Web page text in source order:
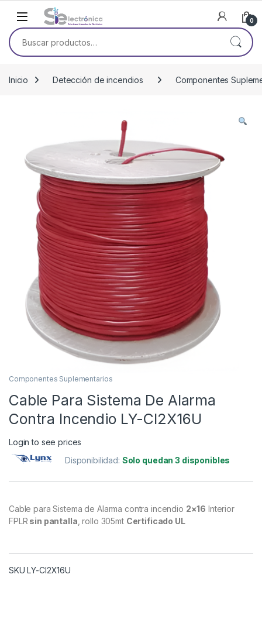
Skip to navigation
Skip to content
0
Buscar por:
Inicio Detección de incendios Componentes
Componentes Suplementarios
Cable Para Sistema De Alarma
Contra Incendio LY-CI2X16U
Login to see prices
Disponibilidad: Solo quedan 3 disponibles
Cable para Sistema de Alarma contra incendio 2×16 Interior
FPLR sin pantalla , rollo 305mt Certificado UL
SKU LY-CI2X16U